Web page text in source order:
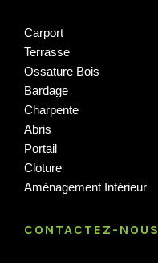
Carport
Terrasse
Ossature Bois
Bardage
Charpente
Abris
Portail
Cloture
Aménagement Intérieur
CONTACTEZ-NOUS